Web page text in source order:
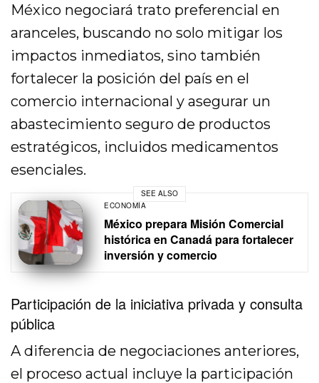
México negociará trato preferencial en
aranceles, buscando no solo mitigar los
impactos inmediatos, sino también
fortalecer la posición del país en el
comercio internacional y asegurar un
abastecimiento seguro de productos
estratégicos, incluidos medicamentos
esenciales.
SEE ALSO
ECONOMÍA
México prepara Misión Comercial
histórica en Canadá para fortalecer
inversión y comercio
Participación de la iniciativa privada y consulta
pública
A diferencia de negociaciones anteriores,
el proceso actual incluye la participación